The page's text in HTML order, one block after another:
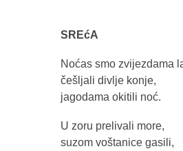
SREćA
Noćas smo zvijezdama
češljali divlje konje,
jagodama okitili noć.
U zoru prelivali more,
suzom voštanice gasili,